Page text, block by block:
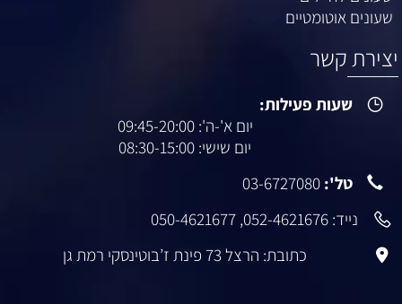
שעונים אוטומטיים
יצירת קשר
שעות פעילות:
יום א'-ה': 09:45-20:00
יום שישי: 08:30-15:00
טל': 03-6727080
נייד: 052-4621676
,
050-4621677
כתובת: הרצל 73 פינת ז’בוטינסקי רמת גן